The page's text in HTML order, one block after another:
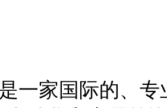
是一家国际的、 专